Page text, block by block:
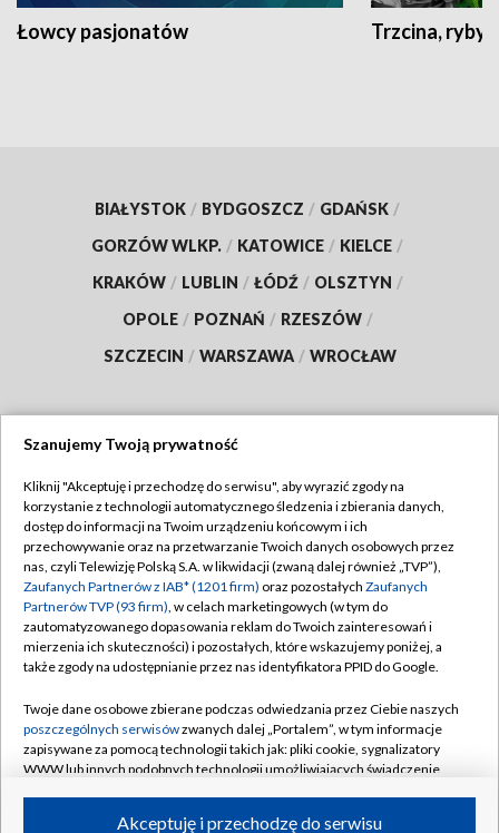
Łowcy pasjonatów Trzcina, ryby
BIAŁYSTOK / BYDGOSZCZ / GDAŃSK /
GORZÓW WLKP. / KATOWICE / KIELCE /
KRAKÓW / LUBLIN / ŁÓDŹ / OLSZTYN /
OPOLE / POZNAŃ / RZESZÓW /
SZCZECIN / WARSZAWA / WROCŁAW
TVP
Abonament TVP
Emisja w TVP
Centrum informacji TVP
Naziemna Telewizja Cyfrowa
Rada Programowa
System NOS
Informacje o nadawcy
Regulamin TVP
Polityka prywatności
Moje zgody
Pomoc
Kontakt
Kanały
Szanujemy Twoją prywatność
Kliknij "Akceptuję i przechodzę do serwisu", aby wyrazić zgody na
korzystanie z technologii automatycznego śledzenia i zbierania danych,
dostęp do informacji na Twoim urządzeniu końcowym i ich
przechowywanie oraz na przetwarzanie Twoich danych osobowych przez
nas, czyli Telewizję Polską S.A. w likwidacji (zwaną dalej również „TVP”),
Zaufanych Partnerów z IAB* (1201 firm) oraz pozostałych Zaufanych
Partnerów TVP (93 firm), w celach marketingowych (w tym do
zautomatyzowanego dopasowania reklam do Twoich zainteresowań i
mierzenia ich skuteczności) i pozostałych, które wskazujemy poniżej, a
także zgody na udostępnianie przez nas identyfikatora PPID do Google.
Twoje dane osobowe zbierane podczas odwiedzania przez Ciebie naszych
poszczególnych serwisówzwanych dalej „Portalem”, w tym informacje
zapisywane za pomocą technologii takich jak: pliki cookie, sygnalizatory
WWW lub innych podobnych technologii umożliwiających świadczenie
ruchu w Internecie.Akceptuję i przechodzę do serwisu